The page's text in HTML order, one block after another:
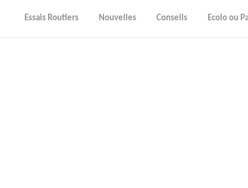
Essais Routiers Nouvelles Conseils Ecolo ou